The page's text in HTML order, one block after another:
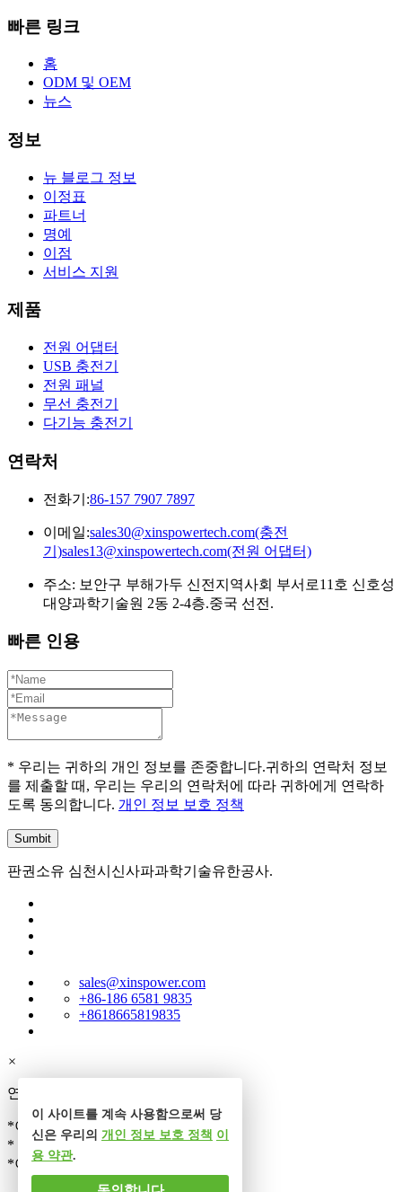
빠른 링크
홈
ODM 및 OEM
뉴스
정보
뉴 블로그 정보
이정표
파트너
명예
이점
서비스 지원
제품
전원 어댑터
USB 충전기
전원 패널
무선 충전기
다기능 충전기
연락처
전화기:86-157 7907 7897
이메일:sales30@xinspowertech.com(충전
기)sales13@xinspowertech.com(전원 어댑터)
주소: 보안구 부해가두 신전지역사회 부서로11호 신호성
대양과학기술원 2동 2-4층.중국 선전.
빠른 인용
* 우리는 귀하의 개인 정보를 존중합니다.귀하의 연락처 정보
를 제출할 때, 우리는 우리의 연락처에 따라 귀하에게 연락하
도록 동의합니다. 개인 정보 보호 정책
판권소유 심천시신사파과학기술유한공사.
sales@xinspower.com
+86-186 6581 9835
+8618665819835
×
연락처
*이름
* 전화
*이메일
이 사이트를 계속 사용함으로써 당
신은 우리의 개인 정보 보호 정책 이
용 약관.